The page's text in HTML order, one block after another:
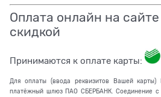
Оплата онлайн на
скидкой
Принимаются к оплате карты:
Для оплаты (ввода реквизитов Вашей
платёжный шлюз ПАО СБЕРБАНК. Соединение